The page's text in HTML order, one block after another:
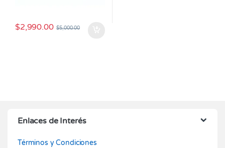
$2,990.00 $5,000.00
Enlaces de Interés
Términos y Condiciones